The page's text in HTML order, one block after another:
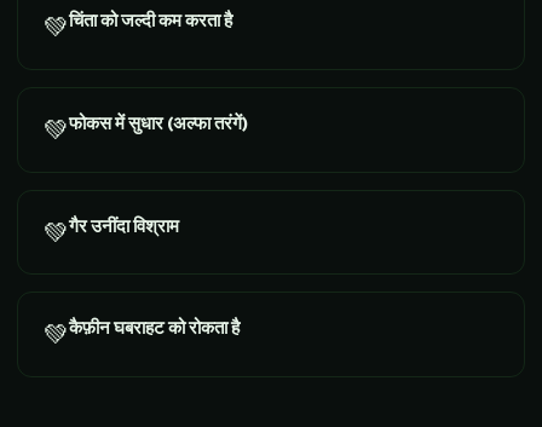
💚चिंता को जल्दी कम करता है
💚फोकस में सुधार (अल्फा तरंगें)
💚गैर उनींदा विश्राम
💚कैफ़ीन घबराहट को रोकता है